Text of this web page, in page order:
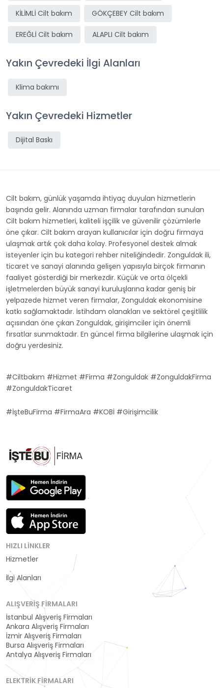
KİLİMLİ Cilt bakım GÖKÇEBEY Cilt bakım
EREĞLİ Cilt bakım ALAPLI Cilt bakım
Yakın Çevredeki İlgi Alanları
Klima bakımı
Yakın Çevredeki Hizmetler
Dijital Baskı
Cilt bakım, günlük yaşamda ihtiyaç duyulan hizmetlerin
başında gelir. Alanında uzman firmalar tarafından sunulan
Cilt bakım hizmetleri, kaliteli işçilik ve güvenilir çözümlerle
öne çıkar. Cilt bakım arayan kullanıcılar için doğru firmaya
ulaşmak artık çok daha kolay. Profesyonel destek almak
isteyenler için bu kategori rehber niteliğindedir. Zonguldak ili,
ticaret ve sanayi alanında gelişen yapısıyla birçok firmanın
faaliyet gösterdiği bir merkezdir. Küçük ve orta ölçekli
işletmelerden büyük sanayi kuruluşlarına kadar geniş bir
yelpazede hizmet veren firmalar, Zonguldak ekonomisine
katkı sağlamaktadır. İstihdam olanakları ve sektörel çeşitlilik
açısından öne çıkan Zonguldak, girişimciler için önemli
fırsatlar sunmaktadır. En güncel firma bilgilerine ulaşmak için
doğru yerdesiniz.
#Ciltbakım #Hizmet #Firma #Zonguldak #ZonguldakFirma
#ZonguldakTicaret
#İşteBuFirma #FirmaAra #KOBİ #Girişimcilik
HIZLI LINKLER
Hizmetler
İlgi Alanları
ALIŞVERIŞ FIRMALARI
İstanbul Alışveriş Firmaları
Ankara Alışveriş Firmaları
İzmir Alışveriş Firmaları
Bursa Alışveriş Firmaları
Antalya Alışveriş Firmaları
ELEKTRIK FIRMALARI